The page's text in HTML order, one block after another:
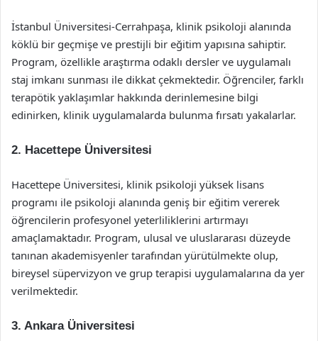
İstanbul Üniversitesi-Cerrahpaşa, klinik psikoloji alanında
köklü bir geçmişe ve prestijli bir eğitim yapısına sahiptir.
Program, özellikle araştırma odaklı dersler ve uygulamalı
staj imkanı sunması ile dikkat çekmektedir. Öğrenciler, farklı
terapötik yaklaşımlar hakkında derinlemesine bilgi
edinirken, klinik uygulamalarda bulunma fırsatı yakalarlar.
2. Hacettepe Üniversitesi
Hacettepe Üniversitesi, klinik psikoloji yüksek lisans
programı ile psikoloji alanında geniş bir eğitim vererek
öğrencilerin profesyonel yeterliliklerini artırmayı
amaçlamaktadır. Program, ulusal ve uluslararası düzeyde
tanınan akademisyenler tarafından yürütülmekte olup,
bireysel süpervizyon ve grup terapisi uygulamalarına da yer
verilmektedir.
3. Ankara Üniversitesi